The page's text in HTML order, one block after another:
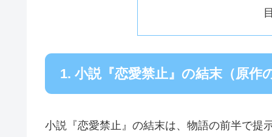
1. 小説『恋愛禁止』の結末（原作
小説『恋愛禁止』の結末は、物語の前半で提